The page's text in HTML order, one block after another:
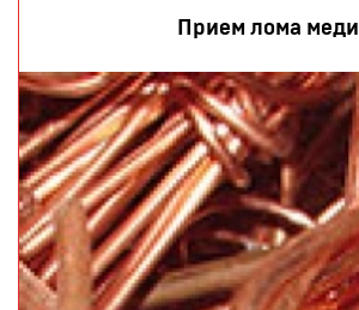
Прием лома меди